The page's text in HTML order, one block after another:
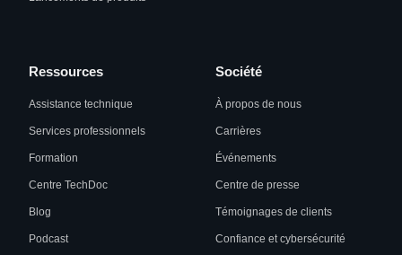
Ressources
Assistance technique
Services professionnels
Formation
Centre TechDoc
Blog
Podcast
Société
À propos de nous
Carrières
Événements
Centre de presse
Témoignages de clients
Confiance et cybersécurité